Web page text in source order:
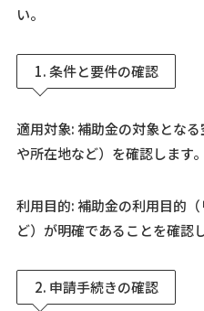
い。
1. 条件と要件の確認
適用対象: 補助金の対象とな
や所在地など）を確認します。
利用目的: 補助金の利用目的
ど）が明確であることを確認
2. 申請手続きの確認